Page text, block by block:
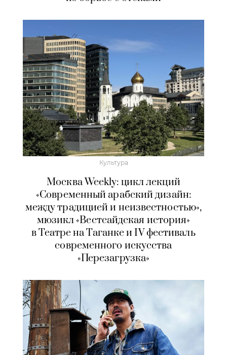
Культура
Москва Weekly: цикл лекций
«Современный арабский дизайн:
между традицией и неизвестностью»,
мюзикл «Вестсайдская история»
в Театре на Таганке и IV фестиваль
современного искусства
«Перезагрузка»